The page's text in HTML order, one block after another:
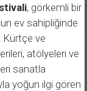
, görkemli bir
ev sahipliğinde
Kürtçe ve
atölyeleri ve
sanatla
yoğun ilgi gören